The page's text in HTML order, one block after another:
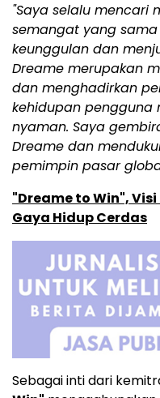
"Saya selalu mencari
semangat yang
keunggulan dan
Dreame merupakan
dan menghadirkan
kehidupan pengguna
nyaman. Saya
Dreame dan
pemimpin pasar
"Dreame to Win",
Gaya Hidup Cerdas
Sebagai inti dari